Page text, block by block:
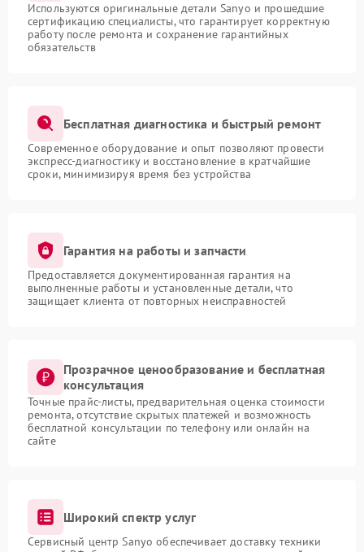
Используются оригинальные детали Sanyo и прошедшие
сертификацию специалисты, что гарантирует корректную
работу после ремонта и сохранение гарантийных
обязательств
Бесплатная диагностика и быстрый ремонт
Современное оборудование и опыт позволяют провести
экспресс-диагностику и восстановление в кратчайшие
сроки, минимизируя время без устройства
Гарантия на работы и запчасти
Предоставляется документированная гарантия на
выполненные работы и установленные детали, что
защищает клиента от повторных неисправностей
Прозрачное ценообразование и бесплатная
консультация
Точные прайс-листы, предварительная оценка стоимости
ремонта, отсутствие скрытых платежей и возможность
бесплатной консультации по телефону или онлайн на
сайте
Широкий спектр услуг
Сервисный центр Sanyo обеспечивает доставку техники